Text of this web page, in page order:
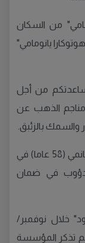
من السكان
يانومامي"
من أجل
مناجم الذهب عن
والسمك بالزئبق.
واختارت لجنة التحكيم المحامية الصينية جو جيانمي (58 عاما) في
في ضمان
خلال نوفمبر/
تذكر المؤسسة